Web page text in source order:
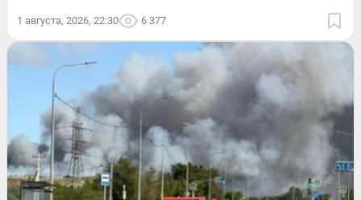
1 августа, 2026, 22:30 6 377